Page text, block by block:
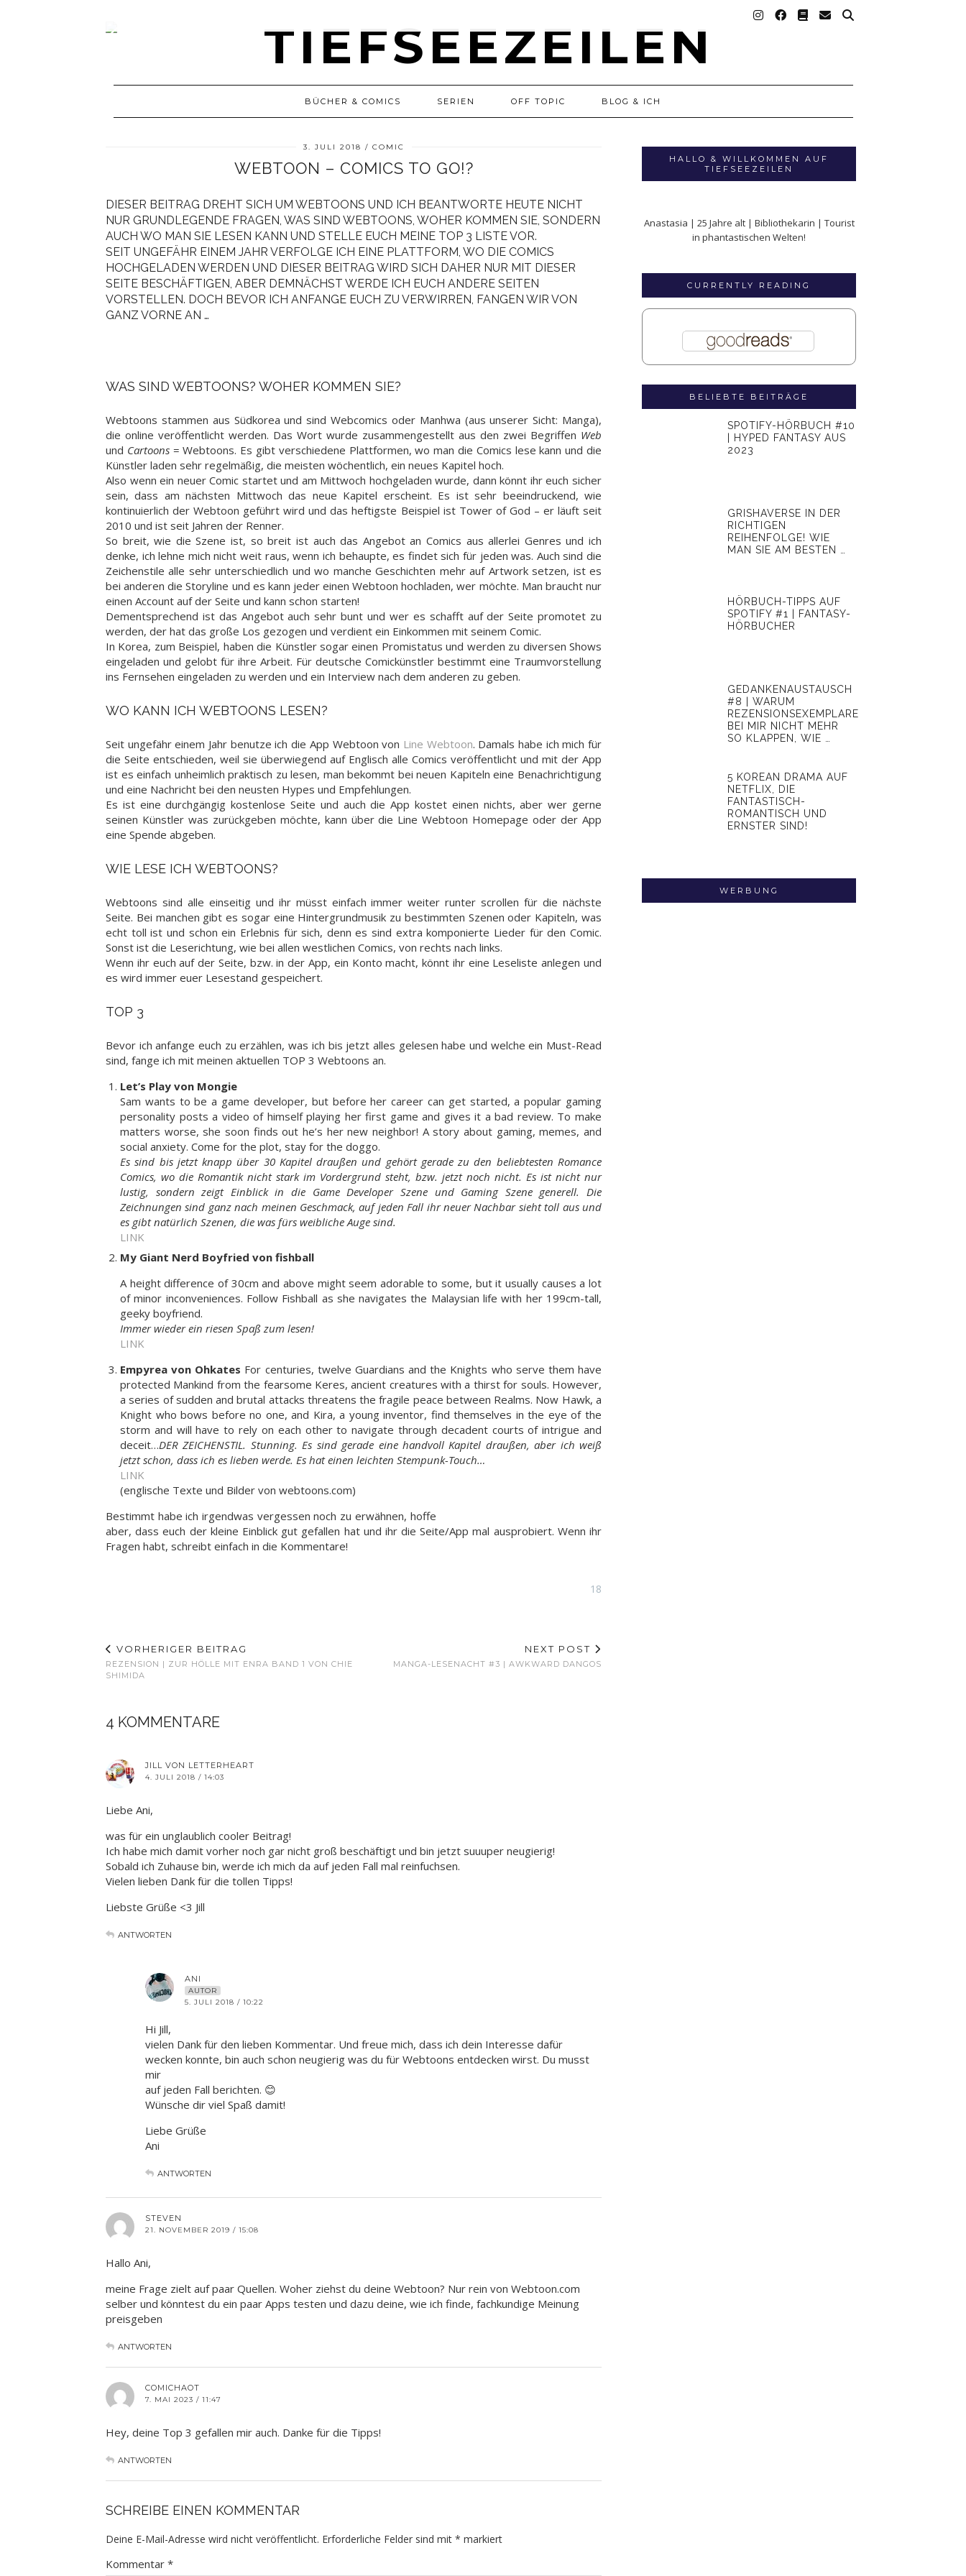
BÜCHER & COMICS SERIEN OFF TOPIC BLOG & ICH
3. JULI 2018 COMIC
WEBTOON – COMICS TO GO!?
DIESER BEITRAG DREHT SICH UM WEBTOONS UND ICH BEANTWORTE HEUTE NICHT
NUR GRUNDLEGENDE FRAGEN, WAS SIND WEBTOONS, WOHER KOMMEN SIE, SONDERN
AUCH WO MAN SIE LESEN KANN UND STELLE EUCH MEINE TOP 3 LISTE VOR.
SEIT UNGEFÄHR EINEM JAHR VERFOLGE ICH EINE PLATTFORM, WO DIE COMICS
HOCHGELADEN WERDEN UND DIESER BEITRAG WIRD SICH DAHER NUR MIT DIESER
SEITE BESCHÄFTIGEN, ABER DEMNÄCHST WERDE ICH EUCH ANDERE SEITEN
VORSTELLEN. DOCH BEVOR ICH ANFANGE EUCH ZU VERWIRREN, FANGEN WIR VON
GANZ VORNE AN …
WAS SIND WEBTOONS? WOHER KOMMEN SIE?
Webtoons stammen aus Südkorea und sind Webcomics oder Manhwa (aus unserer Sicht: Manga),
die online veröffentlicht werden. Das Wort wurde zusammengestellt aus den zwei Begriffen Web
und Cartoons= Webtoons. Es gibt verschiedene Plattformen, wo man die Comics lese kann und die
Künstler laden sehr regelmäßig, die meisten wöchentlich, ein neues Kapitel hoch.
Also wenn ein neuer Comic startet und am Mittwoch hochgeladen wurde, dann könnt ihr euch sicher
sein, dass am nächsten Mittwoch das neue Kapitel erscheint. Es ist sehr beeindruckend, wie
kontinuierlich der Webtoon geführt wird und das heftigste Beispiel ist Tower of God – er läuft seit
2010 und ist seit Jahren der Renner.
So breit, wie die Szene ist, so breit ist auch das Angebot an Comics aus allerlei Genres und ich
denke, ich lehne mich nicht weit raus, wenn ich behaupte, es findet sich für jeden was. Auch sind die
Zeichenstile alle sehr unterschiedlich und wo manche Geschichten mehr auf Artwork setzen, ist es
bei anderen die Storyline und es kann jeder einen Webtoon hochladen, wer möchte. Man braucht nur
einen Account auf der Seite und kann schon starten!
Dementsprechend ist das Angebot auch sehr bunt und wer es schafft auf der Seite promotet zu
werden, der hat das große Los gezogen und verdient ein Einkommen mit seinem Comic.
In Korea, zum Beispiel, haben die Künstler sogar einen Promistatus und werden zu diversen Shows
eingeladen und gelobt für ihre Arbeit. Für deutsche Comickünstler bestimmt eine Traumvorstellung
ins Fernsehen eingeladen zu werden und ein Interview nach dem anderen zu geben.
WO KANN ICH WEBTOONS LESEN?
Seit ungefähr einem Jahr benutze ich die App Webtoon von Line Webtoon. Damals habe ich mich für
die Seite entschieden, weil sie überwiegend auf Englisch alle Comics veröffentlicht und mit der App
ist es einfach unheimlich praktisch zu lesen, man bekommt bei neuen Kapiteln eine Benachrichtigung
und eine Nachricht bei den neusten Hypes und Empfehlungen.
Es ist eine durchgängig kostenlose Seite und auch die App kostet einen nichts, aber wer gerne
seinen Künstler was zurückgeben möchte, kann über die Line Webtoon Homepage oder der App
eine Spende abgeben.
WIE LESE ICH WEBTOONS?
Webtoons sind alle einseitig und ihr müsst einfach immer weiter runter scrollen für die nächste
Seite. Bei manchen gibt es sogar eine Hintergrundmusik zu bestimmten Szenen oder Kapiteln, was
echt toll ist und schon ein Erlebnis für sich, denn es sind extra komponierte Lieder für den Comic.
Sonst ist die Leserichtung, wie bei allen westlichen Comics, von rechts nach links.
Wenn ihr euch auf der Seite, bzw. in der App, ein Konto macht, könnt ihr eine Leseliste anlegen und
es wird immer euer Lesestand gespeichert.
TOP 3
Bevor ich anfange euch zu erzählen, was ich bis jetzt alles gelesen habe und welche ein Must-Read
sind, fange ich mit meinen aktuellen TOP 3 Webtoons an.
Let’s Play von Mongie
Sam wants to be a game developer, but before her career can get started, a popular gaming
personality posts a video of himself playing her first game and gives it a bad review. To make
matters worse, she soon finds out he’s her new neighbor! A story about gaming, memes, and
social anxiety. Come for the plot, stay for the doggo.
Es sind bis jetzt knapp über 30 Kapitel draußen und gehört gerade zu den beliebtesten Romance
Comics, wo die Romantik nicht stark im Vordergrund steht, bzw. jetzt noch nicht. Es ist nicht nur
lustig, sondern zeigt Einblick in die Game Developer Szene und Gaming Szene generell. Die
Zeichnungen sind ganz nach meinen Geschmack, auf jeden Fall ihr neuer Nachbar sieht toll aus und
es gibt natürlich Szenen, die was fürs weibliche Auge sind.
LINK
My Giant Nerd Boyfried von fishball
A height difference of 30cm and above might seem adorable to some, but it usually causes a lot
of minor inconveniences. Follow Fishball as she navigates the Malaysian life with her 199cm-tall,
geeky boyfriend.
Immer wieder ein riesen Spaß zum lesen!
LINK
Empyrea von Ohkates For centuries, twelve Guardians and the Knights who serve them have
protected Mankind from the fearsome Keres, ancient creatures with a thirst for souls. However,
a series of sudden and brutal attacks threatens the fragile peace between Realms. Now Hawk, a
Knight who bows before no one, and Kira, a young inventor, find themselves in the eye of the
storm and will have to rely on each other to navigate through decadent courts of intrigue and
deceit…DER ZEICHENSTIL. Stunning. Es sind gerade eine handvoll Kapitel draußen, aber ich weiß
jetzt schon, dass ich es lieben werde. Es hat einen leichten Stempunk-Touch…
LINK
(englische Texte und Bilder von webtoons.com)
Bestimmt habe ich irgendwas vergessen noch zu erwähnen, hoffe
aber, dass euch der kleine Einblick gut gefallen hat und ihr die Seite/App mal ausprobiert. Wenn ihr
Fragen habt, schreibt einfach in die Kommentare!
18
VORHERIGER BEITRAG
REZENSION | ZUR HÖLLE MIT ENRA BAND 1 VON CHIE
SHIMIDA
NEXT POST
MANGA-LESENACHT #3 | AWKWARD DANGOS
4 KOMMENTARE
JILL VON LETTERHEART
4. JULI 2018 / 14:03
Liebe Ani,
was für ein unglaublich cooler Beitrag!
Ich habe mich damit vorher noch gar nicht groß beschäftigt und bin jetzt suuuper neugierig!
Sobald ich Zuhause bin, werde ich mich da auf jeden Fall mal reinfuchsen.
Vielen lieben Dank für die tollen Tipps!
Liebste Grüße <3 Jill
ANTWORTEN
ANI
AUTOR
5. JULI 2018 / 10:22
Hi Jill,
vielen Dank für den lieben Kommentar. Und freue mich, dass ich dein Interesse dafür
wecken konnte, bin auch schon neugierig was du für Webtoons entdecken wirst. Du musst
mir
auf jeden Fall berichten. 😊
Wünsche dir viel Spaß damit!
Liebe Grüße
Ani
ANTWORTEN
STEVEN
21. NOVEMBER 2019 / 15:08
Hallo Ani,
meine Frage zielt auf paar Quellen. Woher ziehst du deine Webtoon? Nur rein von Webtoon.com
selber und könntest du ein paar Apps testen und dazu deine, wie ich finde, fachkundige Meinung
preisgeben
ANTWORTEN
COMICHAOT
7. MAI 2023 / 11:47
Hey, deine Top 3 gefallen mir auch. Danke für die Tipps!
ANTWORTEN
SCHREIBE EINEN KOMMENTAR
Deine E-Mail-Adresse wird nicht veröffentlicht. Erforderliche Felder sind mit * markiert
Kommentar *
HALLO & WILLKOMMEN AUF
TIEFSEEZEILEN
Anastasia | 25 Jahre alt | Bibliothekarin | Tourist
in phantastischen Welten!
CURRENTLY READING
BELIEBTE BEITRÄGE
SPOTIFY-HÖRBUCH #10
| HYPED FANTASY AUS
2023
GRISHAVERSE IN DER
RICHTIGEN
REIHENFOLGE! WIE
MAN SIE AM BESTEN …
HÖRBUCH-TIPPS AUF
SPOTIFY #1 | FANTASY-
HÖRBUCHER
GEDANKENAUSTAUSCH
#8 | WARUM
REZENSIONSEXEMPLARE
BEI MIR NICHT MEHR
SO KLAPPEN, WIE …
5 KOREAN DRAMA AUF
NETFLIX, DIE
FANTASTISCH-
ROMANTISCH UND
ERNSTER SIND!
WERBUNG